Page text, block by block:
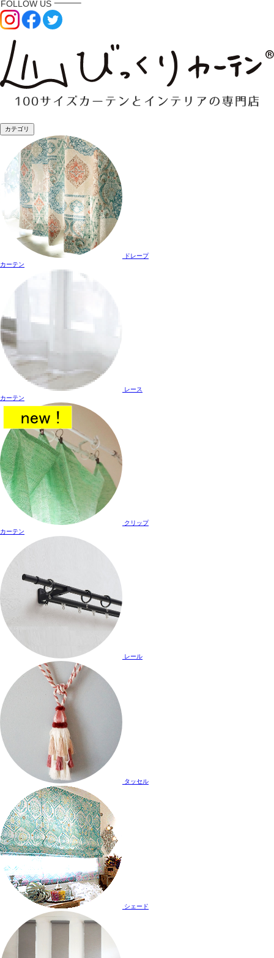
カテゴリ
ドレープ
カーテン
レース
カーテン
クリップ
カーテン
レール
タッセル
シェード